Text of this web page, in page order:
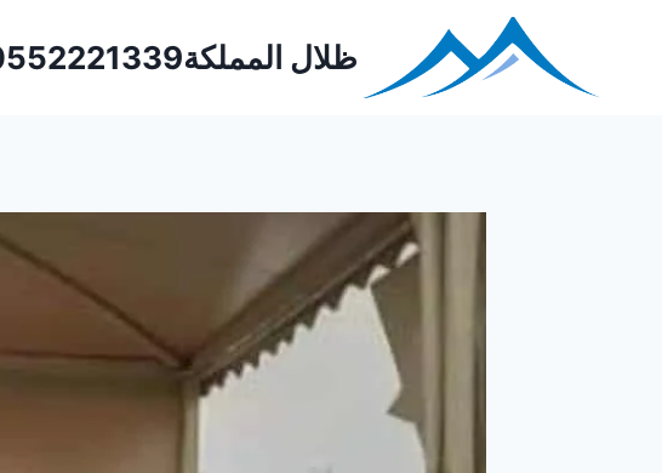
ظلال المملكة0552221339